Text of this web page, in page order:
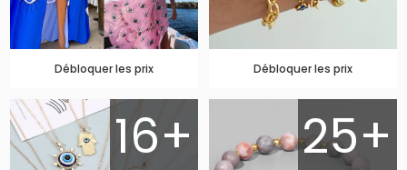
Débloquer les prix Débloquer les prix
16+ 25+